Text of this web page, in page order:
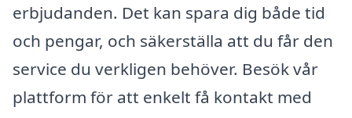
erbjudanden. Det kan spara dig både tid
och pengar, och säkerställa att du får den
service du verkligen behöver. Besök vår
plattform för att enkelt få kontakt med